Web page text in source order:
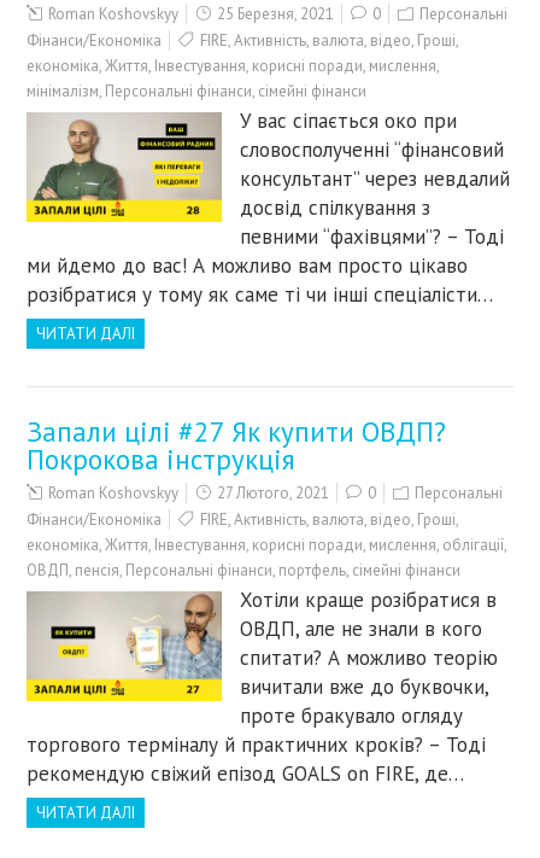
Roman Koshovskyy 25 Березня, 2021 0
Персональні
Фінанси/Економіка
FIRE,Активність, валюта, відео, Гроші,
економіка,Життя, Інвестування, корисні поради, мислення,
мінімалізм, Персональні фінанси, сімейні фінанси
У вас сіпається око при
словосполученні “фінансовий
консультант” через невдалий
досвід спілкування з
певними “фахівцями”? – Тоді
ми йдемо до вас! А можливо вам просто цікаво
розібратися у тому як саме ті чи інші спеціалісти…
ЧИТАТИ ДАЛІ
Запали цілі #27 Як купити ОВДП?
Покрокова інструкція
Roman Koshovskyy 27 Лютого, 2021 0
Персональні
Фінанси/Економіка
FIRE,Активність, валюта, відео, Гроші,
економіка,Життя, Інвестування, корисні поради, мислення, облігації,
ОВДП, пенсія, Персональні фінанси, портфель, сімейні фінанси
Хотіли краще розібратися в
ОВДП, але не знали в кого
спитати? А можливо теорію
вичитали вже до буквочки,
проте бракувало огляду
торгового терміналу й практичних кроків? – Тоді
рекомендую свіжий епізод GOALS on FIRE, де…
ЧИТАТИ ДАЛІ